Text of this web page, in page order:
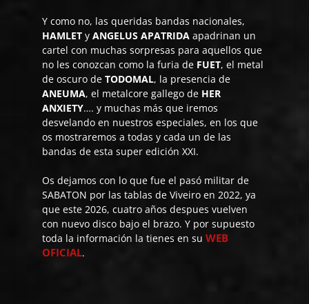
Y como no, las queridas bandas nacionales,
HAMLET yANGELUS APATRIDA apadrinan un
cartel con muchas sorpresas para aquellos que
no les conozcan como la furia de FUET, el metal
de oscuro deTODOMAL, la presencia de
ANEUMA, el metalcore gallego de HER
ANXIETY…. y muchas más que iremos
desvelando en nuestros especiales, en los que
os mostraremos a todas y cada un de las
bandas de esta super edición XXI.
Os dejamos con lo que fue el pasó militar de
SABATON por las tablas de Viveiro en 2022, ya
que este 2026, cuatro años despues vuelven
con nuevo disco bajo el brazo. Y por supuesto
toda la información la tienes en suWEB
OFICIAL.